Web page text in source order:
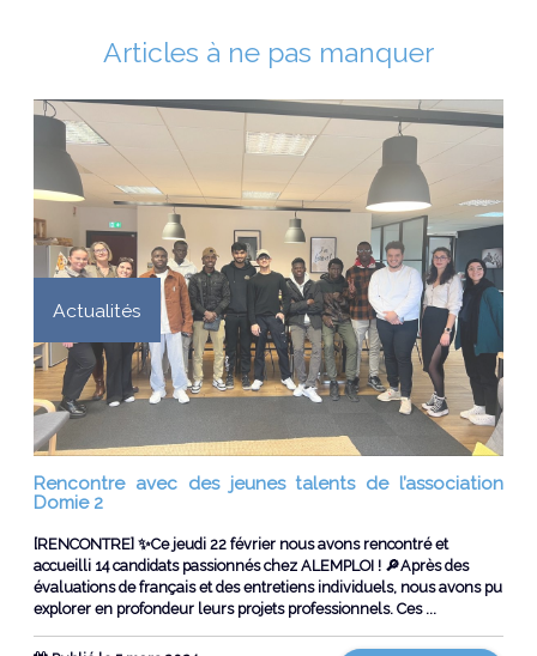
Articles à ne pas manquer
Actualités
Rencontre avec des jeunes talents de l’association
Domie 2
[RENCONTRE] ✨Ce jeudi 22 février nous avons rencontré et
accueilli 14 candidats passionnés chez ALEMPLOI ! 🔎Après des
évaluations de français et des entretiens individuels, nous avons pu
explorer en profondeur leurs projets professionnels. Ces ...